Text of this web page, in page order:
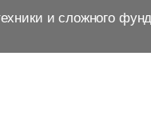
и сложного